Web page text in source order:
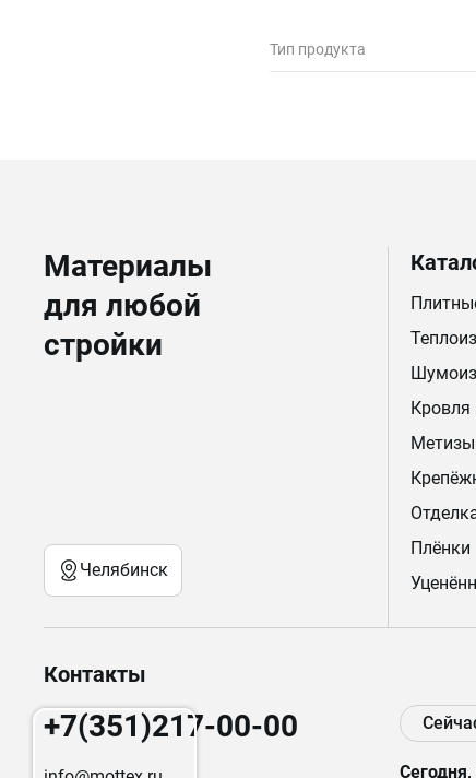
Тип продукта
Материалы
для любой
стройки
Челябинск
Кровля
Метизы
Плёнки
Контакты
+7(351)217-00-00
Сегодня,